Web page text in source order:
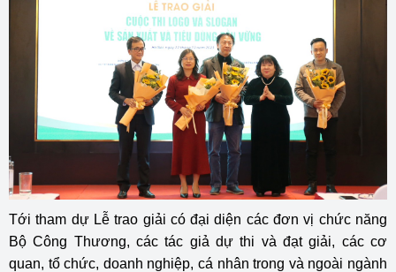
Tới tham dự Lễ trao giải có đại diện các đơn vị chức năng
Bộ Công Thương, các tác giả dự thi và đạt giải, các cơ
quan, tổ chức, doanh nghiệp, cá nhân trong và ngoài ngành